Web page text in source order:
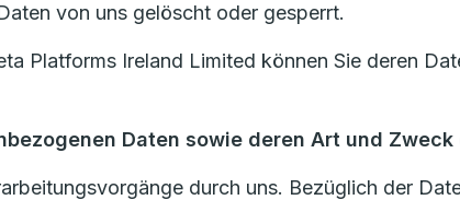
von uns gelöscht oder gesperrt.
Platforms Ireland Limited können Sie deren
Daten sowie deren Art und
durch uns. Bezüglich der